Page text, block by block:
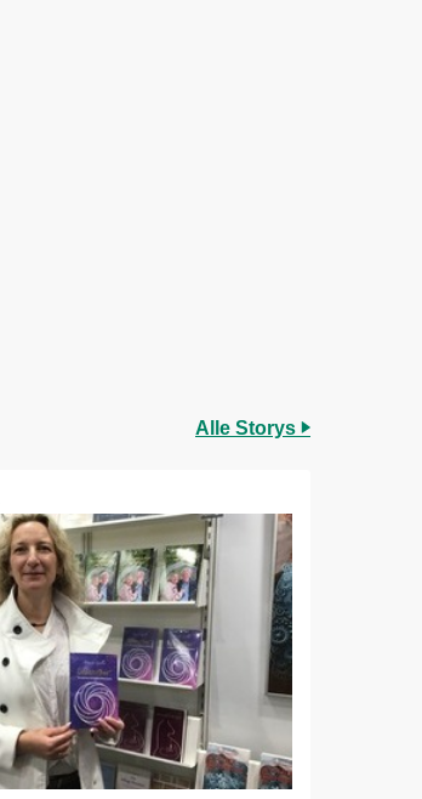
Alle Storys